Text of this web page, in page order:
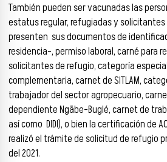
También pueden ser vacunadas las
estatus regular, refugiadas y
presenten sus documentos de
residencia-, permiso laboral, carné para
solicitantes de refugio, categoría
complementaria, carnet de SITLAM,
trabajador del sector agropecuario,
dependiente Ngäbe-Buglé, carnet de
así como DIDI), o bien la certificación de
realizó el trámite de solicitud de refugio
del 2021.